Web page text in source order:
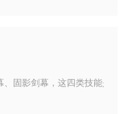
固影剑幕，这四类技能是轻羽